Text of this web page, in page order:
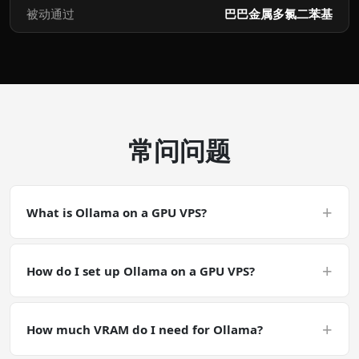
被动通过 巴巴金属多氯二苯基
常问问题
What is Ollama on a GPU VPS? +
Ollama is primarily an LLM-inference / chat workload.
How do I set up Ollama on a GPU VPS? +
run curl -fsSL https://ollama.com/install.sh | sh &&
How much VRAM do I need for Ollama? +